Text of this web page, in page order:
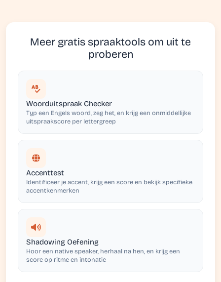
Meer gratis spraaktools om uit te
proberen
Woorduitspraak Checker
Typ een Engels woord, zeg het, en krijg een onmiddellijke
uitspraakscore per lettergreep
Accenttest
Identificeer je accent, krijg een score en bekijk specifieke
accentkenmerken
Shadowing Oefening
Hoor een native speaker, herhaal na hen, en krijg een
score op ritme en intonatie